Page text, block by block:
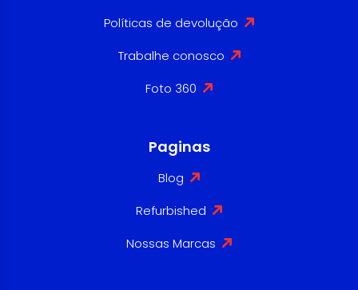
Políticas de devolução
Trabalhe conosco
Foto 360
Paginas
Blog
Refurbished
Nossas Marcas